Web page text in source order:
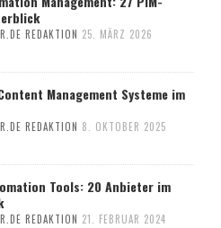
REDAKTION 25. MÄRZ 2026
Management Systeme im
REDAKTION 8. OKTOBER 2025
Tools: 20 Anbieter im
REDAKTION 21. FEBRUAR 2024